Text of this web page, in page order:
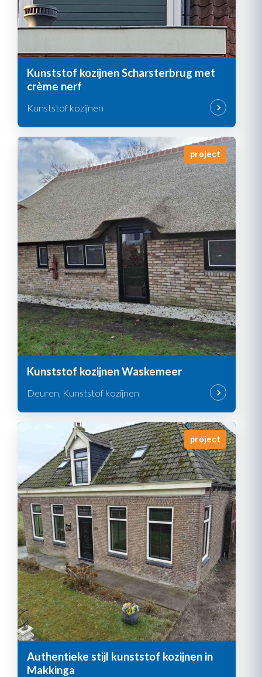
Kunststof kozijnen Scharsterbrug met
crème nerf
Kunststof kozijnen
project
Kunststof kozijnen Waskemeer
Deuren, Kunststof kozijnen
project
Authentieke stijl kunststof kozijnen in
Makkinga